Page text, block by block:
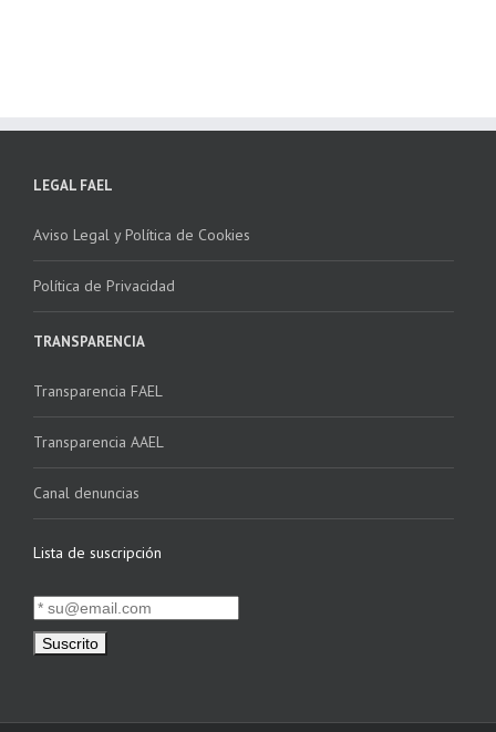
LEGAL FAEL
Aviso Legal y Política de Cookies
Política de Privacidad
TRANSPARENCIA
Transparencia FAEL
Transparencia AAEL
Canal denuncias
Lista de suscripción